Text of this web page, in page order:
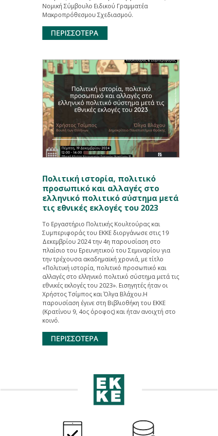
Νομική Σύμβουλο Ειδικού Γραμματέα
Μακροπρόθεσμου Σχεδιασμού.
Πολιτική ιστορία, πολιτικό
προσωπικό και αλλαγές στο
ελληνικό πολιτικό σύστημα μετά
τις εθνικές εκλογές του 2023
Το Εργαστήριο Πολιτικής Κουλτούρας και
Συμπεριφοράς του ΕΚΚΕ διοργάνωσε στις 19
Δεκεμβρίου 2024 την 4η παρουσίαση στο
πλαίσιο του Ερευνητικού του Σεμιναρίου για
την τρέχουσα ακαδημαϊκή χρονιά, με τίτλο
«Πολιτική ιστορία, πολιτικό προσωπικό και
αλλαγές στο ελληνικό πολιτικό σύστημα μετά τις
εθνικές εκλογές του 2023». Εισηγητές ήταν οι
Χρήστος Τσίμπος και Όλγα Βλάχου.Η
παρουσίαση έγινε στη Βιβλιοθήκη του ΕΚΚΕ
(Κρατίνου 9, 4ος όροφος) και ήταν ανοιχτή στο
κοινό.